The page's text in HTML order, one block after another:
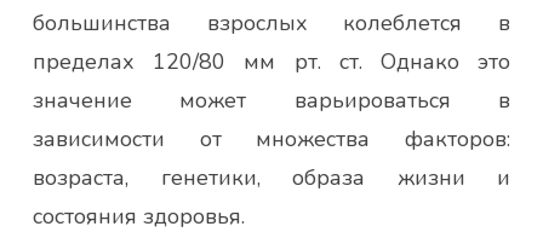
большинства взрослых колеблется в
пределах 120/80 мм рт. ст. Однако это
значение может варьироваться в
зависимости от множества факторов:
возраста, генетики, образа жизни и
состояния здоровья.